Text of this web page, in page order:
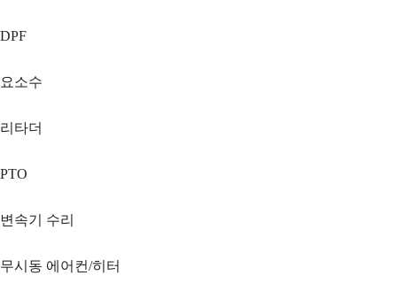
DPF
요소수
리타더
PTO
변속기 수리
무시동 에어컨/히터